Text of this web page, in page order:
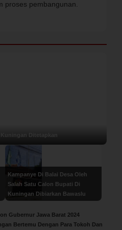
proses pembangunan.
Ditetapkan
Kampanye Di Balai Desa Oleh
Salah Satu Calon Bupati Di
Kuningan Dibiarkan Bawaslu
Gubernur Jawa Barat 2024
Bertemu Dengan Para Tokoh Dan